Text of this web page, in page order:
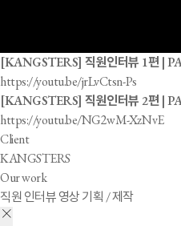
[KANGSTERS] 직원인터뷰 1편 |
https://youtu.be/jrLvCtsn-Ps
[KANGSTERS] 직원인터뷰 2편 |
https://youtu.be/NG2wM-XzNvE
Client
KANGSTERS
Our work
직원 인터뷰 영상 기획 / 제작